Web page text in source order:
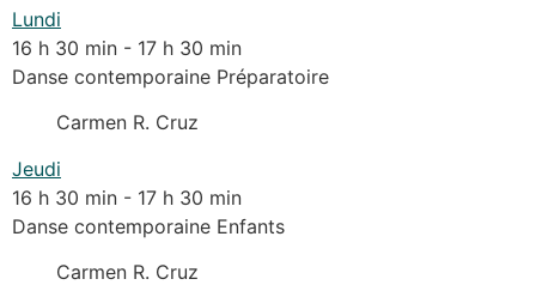
Lundi
16 h 30 min - 17 h 30 min
Danse contemporaine Préparatoire
Carmen R. Cruz
Jeudi
16 h 30 min - 17 h 30 min
Danse contemporaine Enfants
Carmen R. Cruz